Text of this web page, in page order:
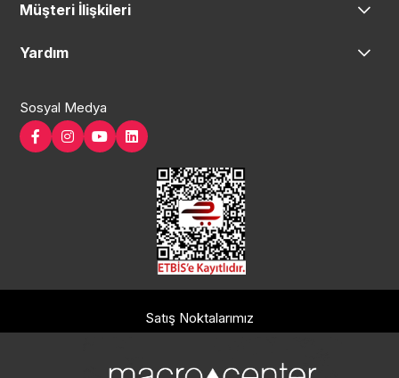
Müşteri İlişkileri
Yardım
Sosyal Medya
Satış Noktalarımız